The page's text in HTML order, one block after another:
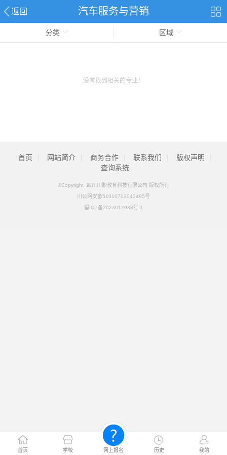
返回 汽车服务与营销
首页 学校 网上报名 历史 我的
分类 区域
没有找到相关的专业！
首页 网站简介 商务合作 联系我们 版权声明
查询系统
©Copyright 四川川职教育科技有限公司 版权所有
川公网安备51010702043495号
蜀ICP备2023012938号-1